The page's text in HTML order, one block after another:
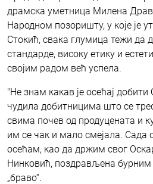
драмска уметница Милена
Народном позоришту, у које је
Стокић, свака глумица тежи да
стандарде, високу етику и
својим радом већ успела.
"Не знам какав је осећај
чудила добитницима што се
свима почев од продуцената и
им се чак и мало смејала. Сада
осећам, као да држим свог
Нинковић, поздрављена
„браво“.